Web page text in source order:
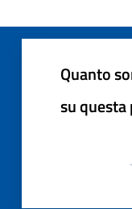
Quanto
su questa